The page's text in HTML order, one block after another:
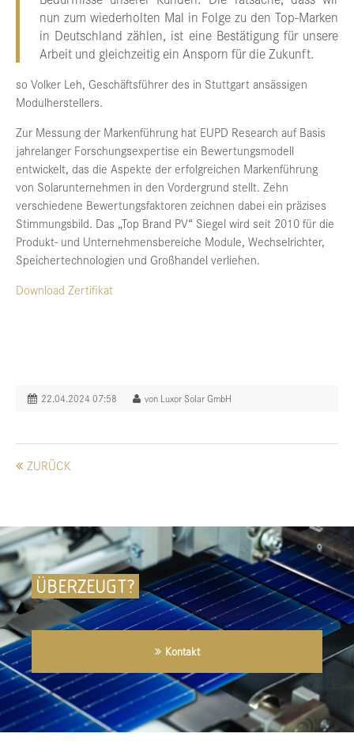
nun zum wiederholten Mal in Folge zu den Top-Marken
in Deutschland zählen, ist eine Bestätigung für unsere
Arbeit und gleichzeitig ein Ansporn für die Zukunft.
so Volker Leh, Geschäftsführer des in Stuttgart ansässigen
Modulherstellers.
Zur Messung der Markenführung hat EUPD Research auf Basis
jahrelanger Forschungsexpertise ein Bewertungsmodell
entwickelt, das die Aspekte der erfolgreichen Markenführung
von Solarunternehmen in den Vordergrund stellt. Zehn
verschiedene Bewertungsfaktoren zeichnen dabei ein präzises
Stimmungsbild. Das „Top Brand PV“ Siegel wird seit 2010 für die
Produkt- und Unternehmensbereiche Module, Wechselrichter,
Speichertechnologien und Großhandel verliehen.
Download Zertifikat
22.04.2024 07:58 von Luxor Solar GmbH
ZURÜCK
ÜBERZEUGT?
Kontakt